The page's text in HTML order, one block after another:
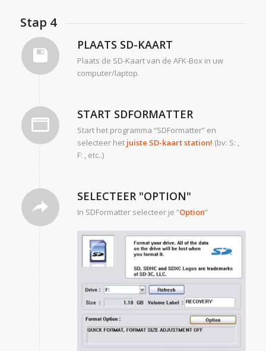
Stap 4
PLAATS SD-KAART
Plaats de SD-Kaart van de AFK-Box in uw
computer/laptop.
START SDFORMATTER
Start het programma “SDFormatter” en
selecteer het juiste SD-kaart station! (bv: S: ,
F: , etc..)
SELECTEER "OPTION"
In SDFormatter selecteer je “Option”